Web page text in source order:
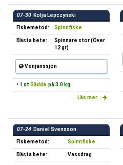
07-30 Kolja Lepczynski
Fiskemetod: Spinnfiske
Bästa bete:
Spinnare stor (Över
12 gr)
Venjanssjön
• 1 st Gädda på 3.0 kg.
Läs mer...
07-24 Daniel Svensson
Fiskemetod: Spinnfiske
Bästa bete: Vassdrag